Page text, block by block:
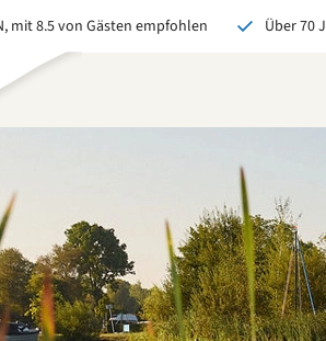
mit 8.5 von Gästen empfohlen Über 70